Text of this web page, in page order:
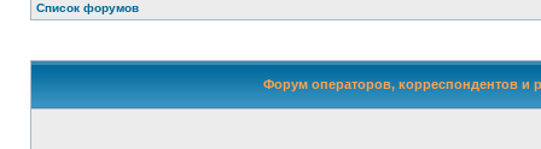
Список форумов
Форум операторов, корреспондентов и